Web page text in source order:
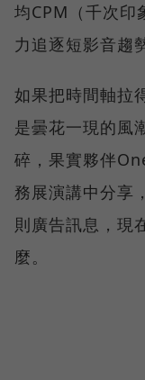
均CPM（千次印
力追逐短影音趨
如果把時間軸拉
是曇花一現的風
碎，果實夥伴
務展演講中分享
則廣告訊息，現
麼。